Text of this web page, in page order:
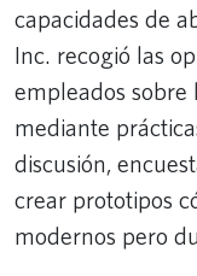
capacidades de
Inc. recogió las
empleados sobre
mediante
discusión,
crear prototipos
modernos pero